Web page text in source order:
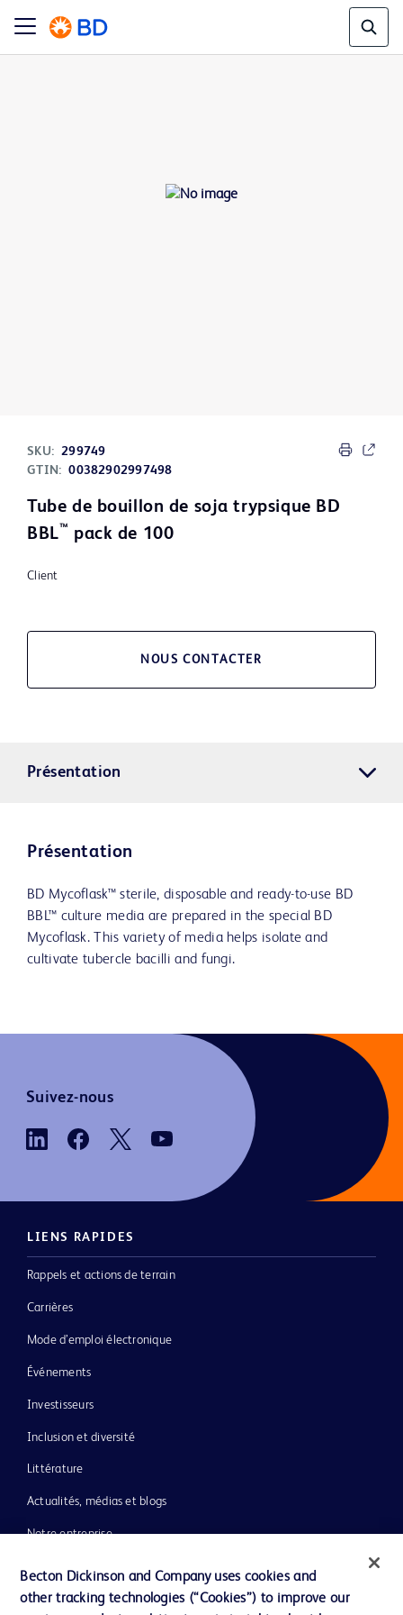
SKU: 299749
GTIN: 00382902997498
Tube de bouillon de soja trypsique BD
BBL™ pack de 100
Client
NOUS CONTACTER
Présentation
Présentation
BD Mycoflask™ sterile, disposable and ready-to-use BD
BBL™ culture media are prepared in the special BD
Mycoflask. This variety of media helps isolate and
cultivate tubercle bacilli and fungi.
Suivez-nous
LIENS RAPIDES
Rappels et actions de terrain
Carrières
Mode d’emploi électronique
Événements
Investisseurs
Inclusion et diversité
Littérature
Actualités, médias et blogs
Notre entreprise
Assistance
Becton Dickinson and Company uses cookies and
other tracking technologies (“Cookies”) to improve our